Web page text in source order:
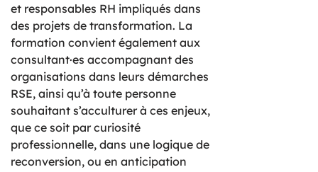
et responsables RH impliqués dans
des projets de transformation. La
formation convient également aux
consultant·es accompagnant des
organisations dans leurs démarches
RSE, ainsi qu’à toute personne
souhaitant s’acculturer à ces enjeux,
que ce soit par curiosité
professionnelle, dans une logique de
reconversion, ou en anticipation